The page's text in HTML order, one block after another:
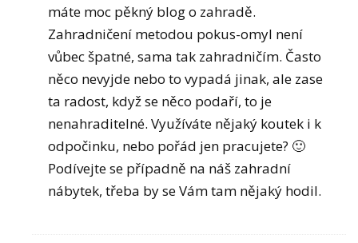
máte moc pěkný blog o zahradě.
Zahradničení metodou pokus-omyl není
vůbec špatné, sama tak zahradničím. Často
něco nevyjde nebo to vypadá jinak, ale zase
ta radost, když se něco podaří, to je
nenahraditelné. Využíváte nějaký koutek i k
odpočinku, nebo pořád jen pracujete? 🙂
Podívejte se případně na náš zahradní
nábytek, třeba by se Vám tam nějaký hodil.